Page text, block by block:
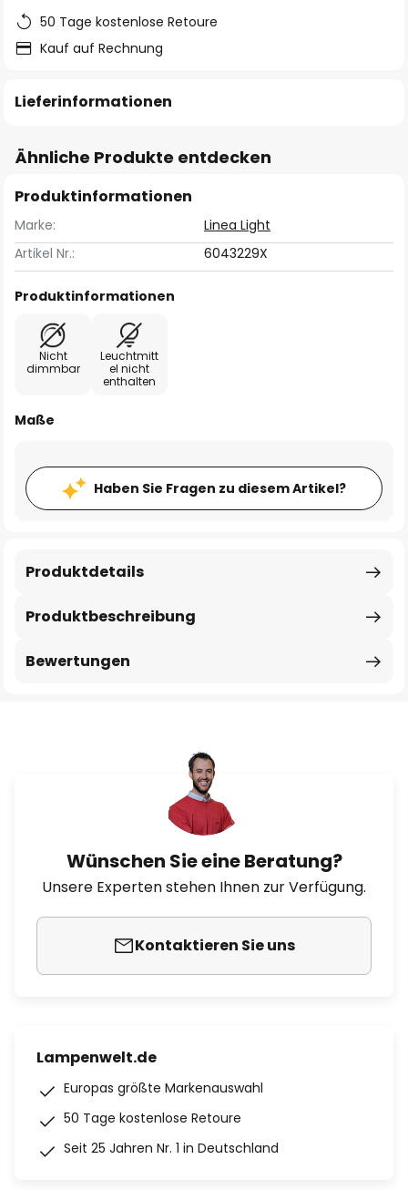
50 Tage kostenlose Retoure
Kauf auf Rechnung
Lieferinformationen
Ähnliche Produkte entdecken
Produktinformationen
Marke:
Linea Light
Artikel Nr.:
6043229X
Produktinformationen
Nicht
dimmbar
Leuchtmitt
el nicht
enthalten
Maße
Haben Sie Fragen zu diesem Artikel?
Produktbeschreibung
Produktdetails
Bewertungen
Wünschen Sie eine Beratung?
Unsere Experten stehen Ihnen zur Verfügung.
Kontaktieren Sie uns
Lampenwelt.de
Europas größte Markenauswahl
50 Tage kostenlose Retoure
Seit 25 Jahren Nr. 1 in Deutschland